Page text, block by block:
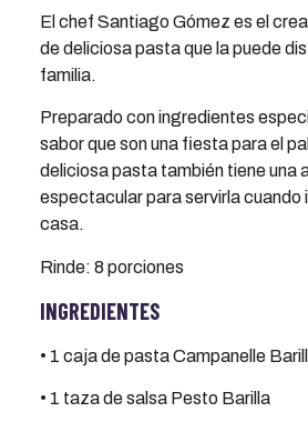
El chef Santiago Gómez es el
de deliciosa pasta que la puede
familia.
Preparado con ingredientes
sabor que son una fiesta para el
deliciosa pasta también tiene una
espectacular para servirla cuando
casa.
Rinde: 8 porciones
INGREDIENTES
• 1 caja de pasta Campanelle
• 1 taza de salsa Pesto Barilla